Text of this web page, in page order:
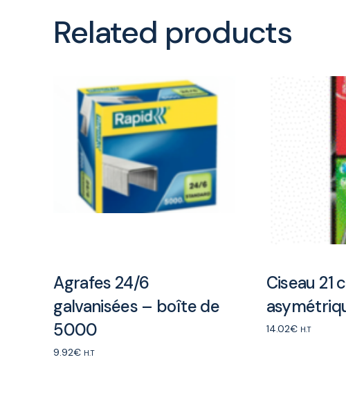
Related products
Agrafes 24/6
galvanisées – boîte de
5000
9.92€ H.T
Ciseau 21
14.02€ H.T